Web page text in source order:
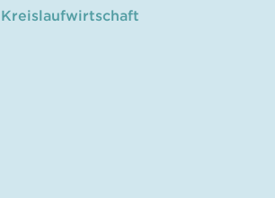
Kreislaufwirtschaft